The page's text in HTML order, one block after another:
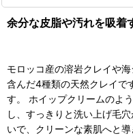
余分な皮脂や汚れを吸着
モロッコ産の溶岩クレイや
含んだ4種類の天然クレイで
す。 ホイップクリームのよ
し、すっきりと洗い上げ毛
いで、クリーンな素肌へと